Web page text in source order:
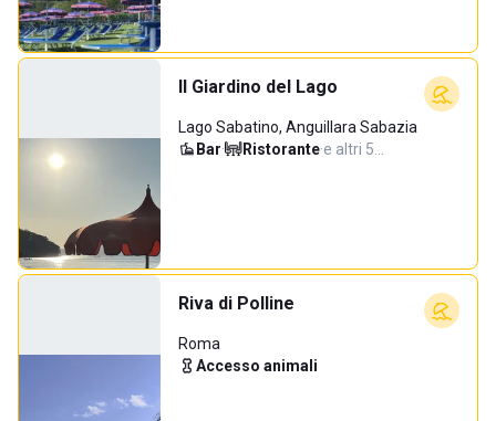
Il Giardino del Lago
Lago Sabatino, Anguillara Sabazia
Bar· Ristorante·e altri 5…
Riva di Polline
Roma
Accesso animali